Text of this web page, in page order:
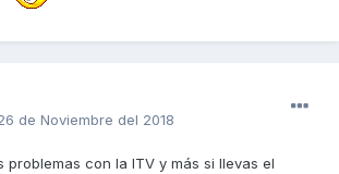
de Noviembre del 2018
problemas con la ITV y más si llevas el